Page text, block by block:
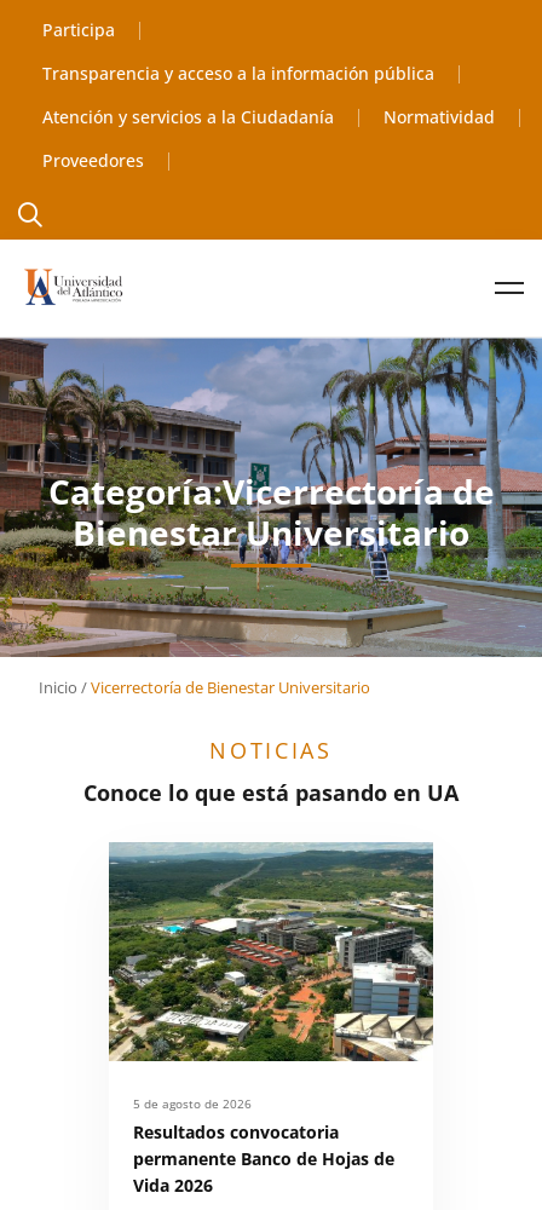
Participa
Transparencia y acceso a la información pública
Atención y servicios a la Ciudadanía
Normatividad
Proveedores
Categoría:Vicerrectoría de
Bienestar Universitario
Inicio /Vicerrectoría de Bienestar Universitario
NOTICIAS
Conoce lo que está pasando en UA
5 de agosto de 2026
Resultados convocatoria
permanente Banco de Hojas de
Vida 2026